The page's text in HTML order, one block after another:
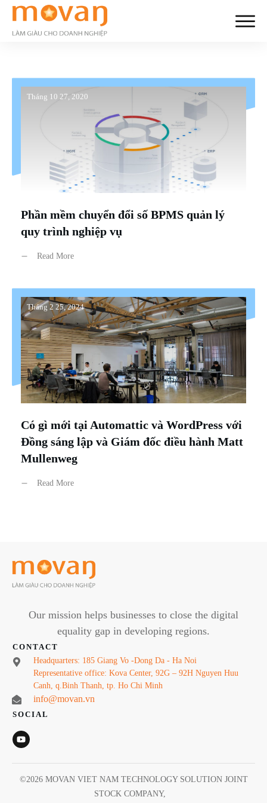
Tháng 10 27, 2020
Phần mềm chuyển đổi số BPMS quản lý
quy trình nghiệp vụ
Read More
Tháng 2 25, 2024
Có gì mới tại Automattic và WordPress với
Đồng sáng lập và Giám đốc điều hành Matt
Mullenweg
Read More
Our mission helps businesses to close the digital
equality gap in developing regions.
CONTACT
Headquarters: 185 Giang Vo -Dong Da - Ha Noi
Representative office: Kova Center, 92G – 92H Nguyen Huu
Canh, q.Binh Thanh, tp. Ho Chi Minh
info@movan.vn
SOCIAL
©2026 MOVAN VIET NAM TECHNOLOGY SOLUTION JOINT
STOCK COMPANY,